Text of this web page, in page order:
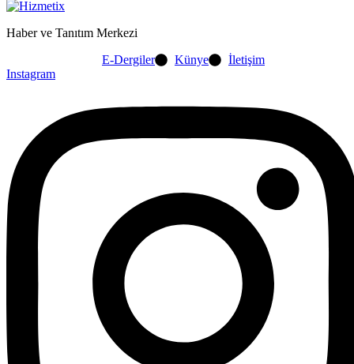
Haber ve Tanıtım Merkezi
E-Dergiler
Künye
İletişim
Instagram